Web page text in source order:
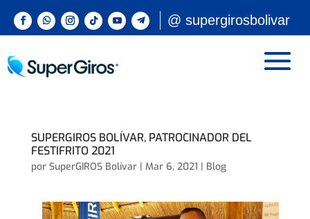
@ supergirosbolivar
SUPERGIROS BOLÍVAR, PATROCINADOR DEL
FESTIFRITO 2021
por SuperGIROS Bolívar| Mar 6, 2021 | Blog